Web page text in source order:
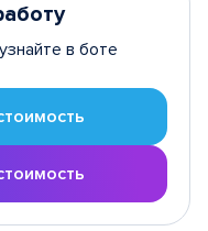
в боте